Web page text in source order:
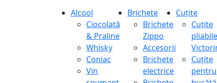
Alcool
Ciocolată
& Praline
Whisky
Coniac
Vin
Brichete
Brichete
Zippo
Accesorii
Brichete
electrice
Cuțite
Cuțite
pliabile
Cuțite
pentru